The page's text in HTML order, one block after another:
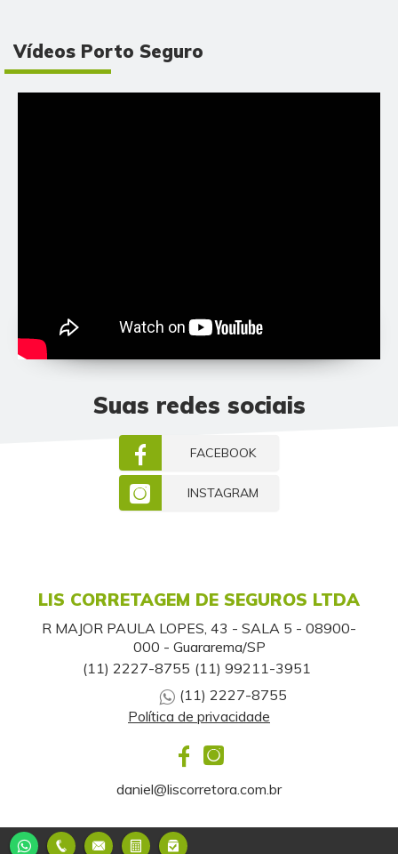
Vídeos Porto Seguro
Suas redes sociais
FACEBOOK
INSTAGRAM
LIS CORRETAGEM DE SEGUROS LTDA
R MAJOR PAULA LOPES, 43 - SALA 5 - 08900-
000 - Guararema/SP
(11) 2227-8755 (11) 99211-3951
(11) 2227-8755
Política de privacidade
daniel@liscorretora.com.br